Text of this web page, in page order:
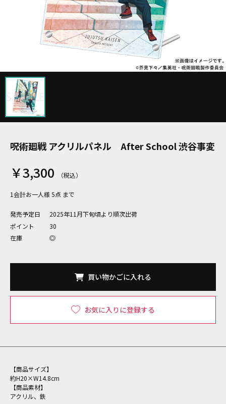
呪術廻戦 アクリルパネル After School 渋谷事変
￥3,300
1会計お一人様 5点 まで
発売予定日
2025年11月下旬頃より順次出荷
ポイント
30
在庫
◎
買い物かごに入れる
お気に入りに登録する
【商品サイズ】
約H20×W14.8cm
【商品素材】
アクリル、鉄